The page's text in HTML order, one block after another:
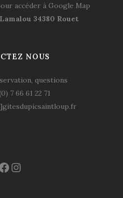
accéder à Google Map
34380 Rouet
NOUS
questions
7 66 61 22 71
Instagram